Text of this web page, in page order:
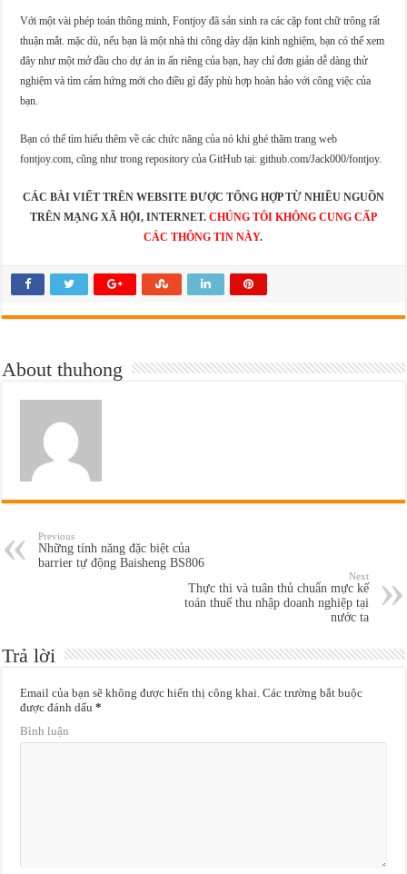
Với một vài phép toán thông minh, Fontjoy đã sản sinh ra các cặp font chữ trông rất
thuận mắt. mặc dù, nếu bạn là một nhà thi công dày dặn kinh nghiệm, bạn có thể xem
đây như một mở đầu cho dự án in ấn riêng của bạn, hay chỉ đơn giản dễ dàng thử
nghiệm và tìm cảm hứng mới cho điều gì đấy phù hợp hoàn hảo với công việc của
bạn.
Bạn có thể tìm hiểu thêm về các chức năng của nó khi ghé thăm trang web
fontjoy.com, cũng như trong repository của GitHub tại: github.com/Jack000/fontjoy.
CÁC BÀI VIẾT TRÊN WEBSITE ĐƯỢC TỔNG HỢP TỪ NHIỀU NGUỒN
TRÊN MẠNG XÃ HỘI, INTERNET. CHÚNG TÔI KHÔNG CUNG CẤP
CÁC THÔNG TIN NÀY.
About thuhong
Previous
Những tính năng đặc biệt của
barrier tự động Baisheng BS806
Next
Thực thi và tuân thủ chuẩn mực kế
toán thuế thu nhập doanh nghiệp tại
nước ta
Trả lời
Email của bạn sẽ không được hiển thị công khai. Các trường bắt buộc
được đánh dấu*
Bình luận